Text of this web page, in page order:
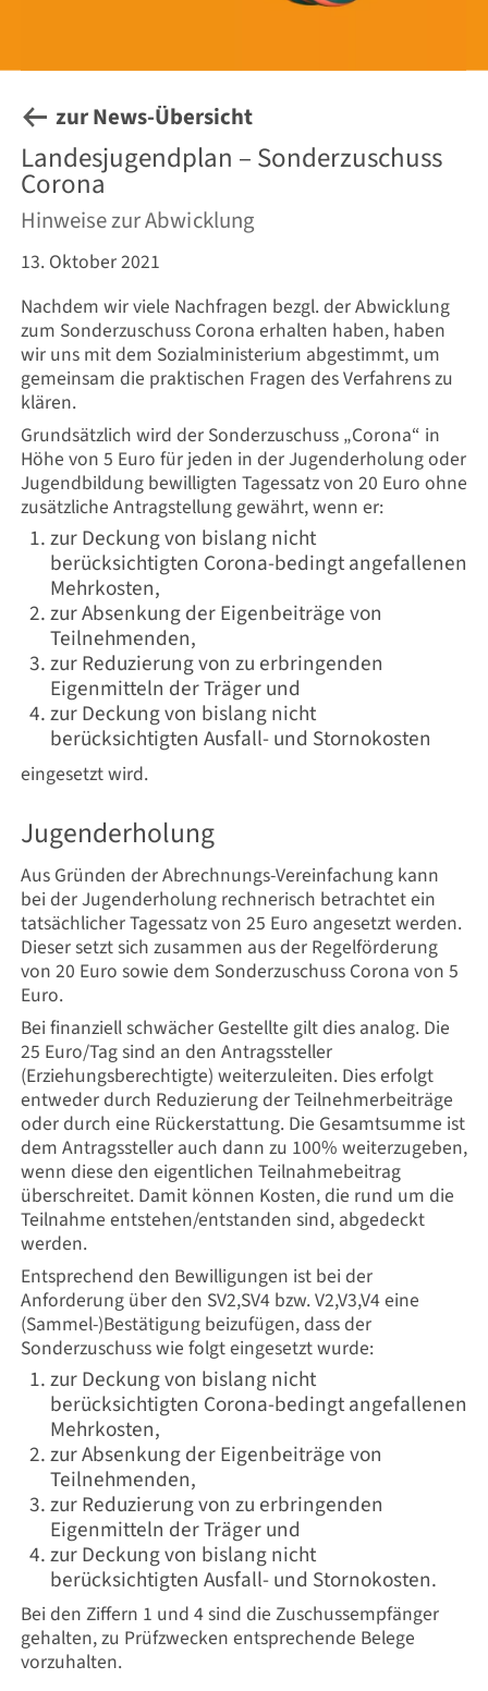
Landesjugendplan – Sonderzuschuss
Corona
Hinweise zur Abwicklung
13. Oktober 2021
Nachdem wir viele Nachfragen bezgl. der Abwicklung
zum Sonderzuschuss Corona erhalten haben, haben
wir uns mit dem Sozialministerium abgestimmt, um
gemeinsam die praktischen Fragen des Verfahrens zu
klären.
Grundsätzlich wird der Sonderzuschuss „Corona“ in
Höhe von 5 Euro für jeden in der Jugenderholung oder
Jugendbildung bewilligten Tagessatz von 20 Euro ohne
zusätzliche Antragstellung gewährt, wenn er:
zur Deckung von bislang nicht
berücksichtigten Corona-bedingt angefallenen
Mehrkosten,
zur Absenkung der Eigenbeiträge von
Teilnehmenden,
zur Reduzierung von zu erbringenden
Eigenmitteln der Träger und
zur Deckung von bislang nicht
berücksichtigten Ausfall- und Stornokosten
eingesetzt wird.
Jugenderholung
Aus Gründen der Abrechnungs-Vereinfachung kann
bei der Jugenderholung rechnerisch betrachtet ein
tatsächlicher Tagessatz von 25 Euro angesetzt werden.
Dieser setzt sich zusammen aus der Regelförderung
von 20 Euro sowie dem Sonderzuschuss Corona von 5
Euro.
Bei finanziell schwächer Gestellte gilt dies analog. Die
25 Euro/Tag sind an den Antragssteller
(Erziehungsberechtigte) weiterzuleiten. Dies erfolgt
entweder durch Reduzierung der Teilnehmerbeiträge
oder durch eine Rückerstattung. Die Gesamtsumme ist
dem Antragssteller auch dann zu 100% weiterzugeben,
wenn diese den eigentlichen Teilnahmebeitrag
überschreitet. Damit können Kosten, die rund um die
Teilnahme entstehen/entstanden sind, abgedeckt
werden.
Entsprechend den Bewilligungen ist bei der
Anforderung über den SV2,SV4 bzw. V2,V3,V4 eine
(Sammel-)Bestätigung beizufügen, dass der
Sonderzuschuss wie folgt eingesetzt wurde:
zur Deckung von bislang nicht
berücksichtigten Corona-bedingt angefallenen
Mehrkosten,
zur Absenkung der Eigenbeiträge von
Teilnehmenden,
zur Reduzierung von zu erbringenden
Eigenmitteln der Träger und
zur Deckung von bislang nicht
berücksichtigten Ausfall- und Stornokosten.
Bei den Ziffern 1 und 4 sind die Zuschussempfänger
gehalten, zu Prüfzwecken entsprechende Belege
vorzuhalten.
zur News-Übersicht